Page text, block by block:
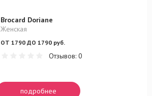
Brocard Doriane
Женская
ОТ 1790 ДО 1790 руб.
Отзывов: 0
подробнее